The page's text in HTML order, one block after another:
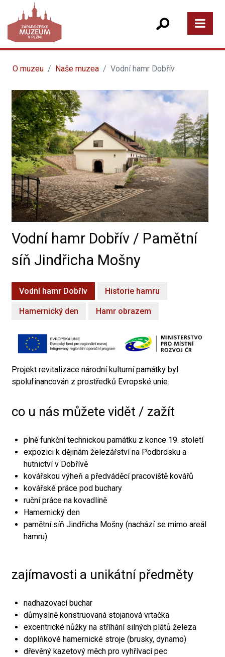
O muzeu Naše muzea Vodní hamr Dobřív
Vodní hamr Dobřív / Pamětní
síň Jindřicha Mošny
Vodní hamr Dobřív Historie hamru
Hamernický den Hamr obrazem
Projekt revitalizace národní kulturní památky byl
spolufinancován z prostředků Evropské unie.
co u nás můžete vidět / zažít
plně funkční technickou památku z konce 19. století
expozici k dějinám železářství na Podbrdsku a
hutnictví v Dobřívě
kovářskou výheň a předváděcí pracoviště kovářů
kovářské práce pod buchary
ruční práce na kovadlině
Hamernický den
pamětní síň Jindřicha Mošny (nachází se mimo areál
hamru)
zajímavosti a unikátní předměty
nadhazovací buchar
důmyslně konstruovaná stojanová vrtačka
excentrické nůžky na stříhání silných plátů železa
doplňkové hamernické stroje (brusky, dynamo)
dřevěný kazetový měch pro vyhřívací pec